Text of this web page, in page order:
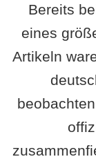
Bereits
eines
Artikeln